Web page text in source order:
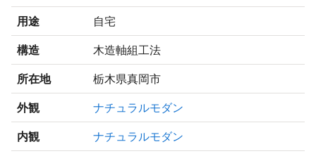
用途 自宅
構造 木造軸組工法
所在地 栃木県真岡市
外観 ナチュラルモダン
内観 ナチュラルモダン